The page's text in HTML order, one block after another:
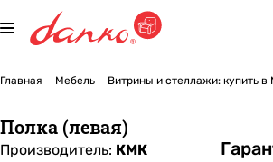
Главная Мебель Витрины и стеллажи: купить
Полка (левая)
Производитель: КМК Гар